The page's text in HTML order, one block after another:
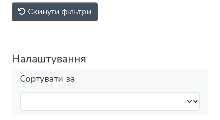
Скинути фільтри
Налаштування
Сортувати за